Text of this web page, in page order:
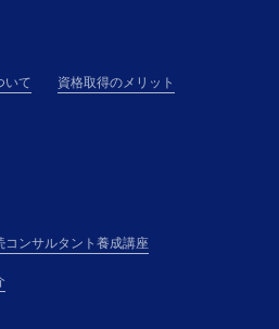
者に適用されます。
る受講料金を対価として、主
受講できるものとします。
より、本サイト上その他で主
る受講料金を支払うものとし
)
いて 資格取得のメリット
コンサルタント養成講座